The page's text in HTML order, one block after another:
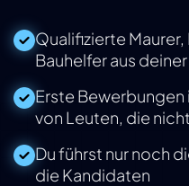
Qualifizierte
Bauhelfer aus
Erste Bewerbungen
von Leuten, die
Du führst nur noch
die Kandidaten